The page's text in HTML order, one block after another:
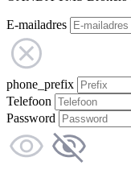
E-mailadres
phone_prefix
Telefoon
Password